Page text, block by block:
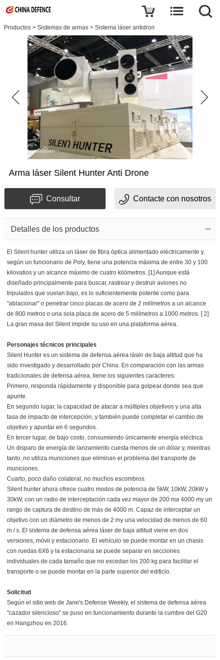
Productos > Sistemas de armas > Sistema láser antidron
Arma láser Silent Hunter Anti Drone
Consultar Contacte con nosotros
Detalles de los productos
El Silent hunter utiliza un láser de fibra óptica alimentado eléctricamente y,
según un funcionario de Poly, tiene una potencia máxima de entre 30 y 100
kilovatios y un alcance máximo de cuatro kilómetros. [1] Aunque está
diseñado principalmente para buscar, rastrear y destruir aviones no
tripulados que vuelan bajo, es lo suficientemente potente como para
"ablacionar" o penetrar cinco placas de acero de 2 milímetros a un alcance
de 800 metros o una sola placa de acero de 5 milímetros a 1000 metros. [ 2]
La gran masa del Silent impide su uso en una plataforma aérea.
Personajes técnicos principales
Silent Hunter es un sistema de defensa aérea láser de baja altitud que ha
sido investigado y desarrollado por China. En comparación con las armas
tradicionales de defensa aérea, tiene los siguientes caracteres:
Primero, responda rápidamente y disponible para golpear donde sea que
apunte.
En segundo lugar, la capacidad de atacar a múltiples objetivos y una alta
tasa de impacto de intercepción, y también puede completar el cambio de
objetivo y apuntar en 6 segundos.
En tercer lugar, de bajo costo, consumiendo únicamente energía eléctrica.
Un disparo de energía de lanzamiento cuesta menos de un dólar y, mientras
tanto, no utiliza municiones que eliminan el problema del transporte de
municiones.
Cuarto, poco daño colateral, no muchos escombros.
Silent hunter ahora ofrece cuatro modos de potencia de 5kW, 10kW, 20kW y
30kW, con un radio de interceptación cada vez mayor de 200 ma 4000 my un
rango de captura de destino de más de 4000 m. Capaz de interceptar un
objetivo con un diámetro de menos de 2 my una velocidad de menos de 60
m / s. El sistema de defensa aérea láser de baja altitud viene en dos
versiones, móvil y estacionario. El vehículo se puede montar en un chasis
con ruedas 6X6 y la estacionaria se puede separar en secciones
individuales de cada tamaño que no excedan los 200 kg para facilitar el
transporte o se puede montar en la parte superior del edificio.
Solicitud
Según el sitio web de Jane's Defense Weekly, el sistema de defensa aérea
"cazador silencioso" se puso en funcionamiento durante la cumbre del G20
en Hangzhou en 2016.